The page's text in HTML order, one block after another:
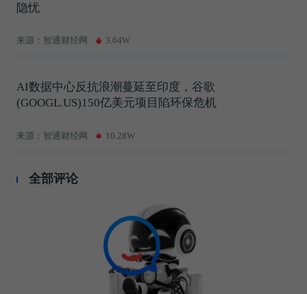
隐忧
来源：智通财经网 3.64W
AI数据中心反抗浪潮蔓延至印度，谷歌
(GOOGL.US)150亿美元项目陷环保危机
来源：智通财经网 10.28W
全部评论